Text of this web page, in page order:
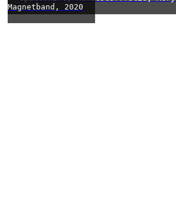
Magnetband, 2020